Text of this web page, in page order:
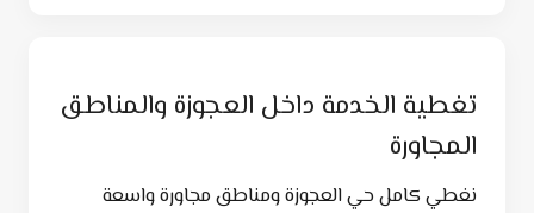
تغطية الخدمة داخل العجوزة والمناطق
المجاورة
نغطي كامل حي العجوزة ومناطق مجاورة واسعة